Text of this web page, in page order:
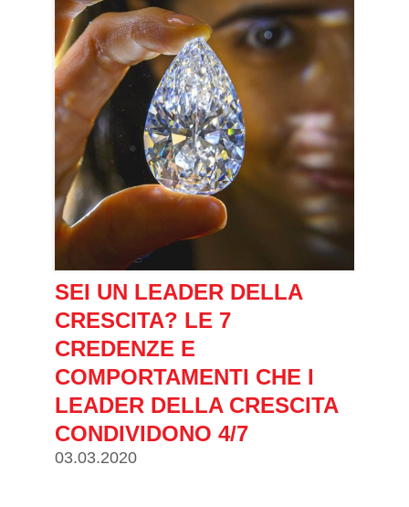
SEI UN LEADER DELLA
CRESCITA? LE 7
CREDENZE E
COMPORTAMENTI CHE I
LEADER DELLA CRESCITA
CONDIVIDONO 4/7
03.03.2020